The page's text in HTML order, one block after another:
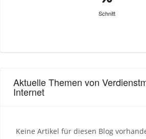
Schnitt
Aktuelle Themen von
Internet
Keine Artikel für diesen Blog